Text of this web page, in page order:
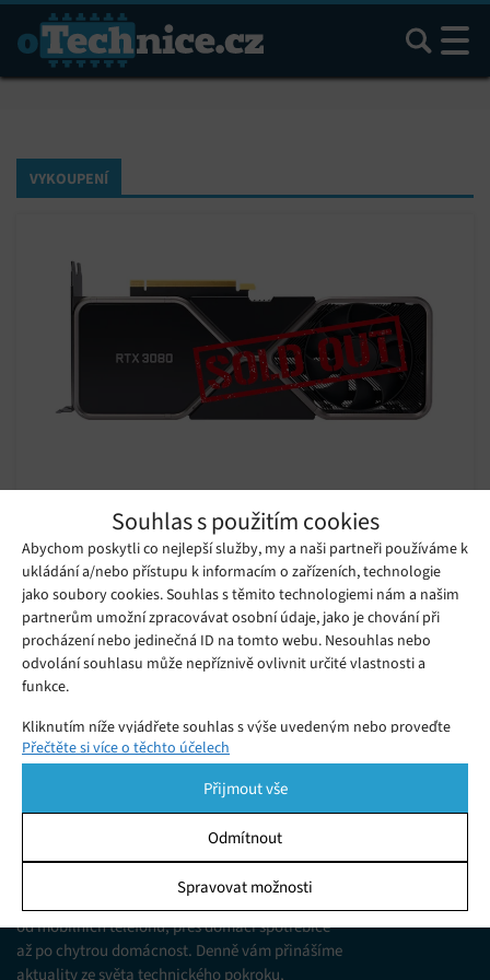
Souhlas s použitím cookies
Abychom poskytli co nejlepší služby, my a naši partneři používáme k
ukládání a/nebo přístupu k informacím o zařízeních, technologie
jako soubory cookies. Souhlas s těmito technologiemi nám a našim
partnerům umožní zpracovávat osobní údaje, jako je chování při
procházení nebo jedinečná ID na tomto webu. Nesouhlas nebo
odvolání souhlasu může nepříznivě ovlivnit určité vlastnosti a
funkce.
Kliknutím níže vyjádřete souhlas s výše uvedeným nebo proveďte
podrobnější rozhodnutí. Vaše volby budou použity pouze na tomto
pomocí přepínačů v Zásadách cookies nebo kliknutím na tlačítko
Spravovat souhlas ve spodní části obrazovky.
Ukládání a/nebo přístup k informacím v zařízení, Porozumění
publiku prostřednictvím statistik nebo kombinací údajů z
různých zdrojů.
Přečtěte si více o těchto účelech
Přijmout vše
Odmítnout
Spravovat možnosti
Hledat
VYKOUPENÍ
vykoupeny během patnácti vteřin,
fanoušci se zlobí
Sobota 19. 09. 2020 Redakce
To, čeho se mnozí fanoušci moderního hardwaru obávali, se
stalo realitou.
Jsme web zajímající se o technologické novinky
od mobilních telefonů, přes domácí spotřebiče
až po chytrou domácnost. Denně vám přinášíme
aktuality ze světa technického pokroku,